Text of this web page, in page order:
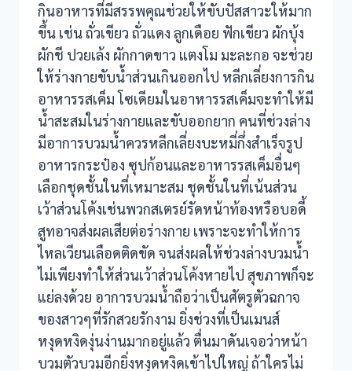
กินอาหารที่มีสรรพคุณช่วยให้ขับปัสสาวะให้มาก
ขึ้น เช่น ถั่วเขียว ถั่วแดง ลูกเดือย ฟักเขียว ผักบุ้ง
ผักชี ปวยเล้ง ผักกาดขาว แตงโม มะละกอ จะช่วย
ให้ร่างกายขับน้ำส่วนเกินออกไป หลีกเลี่ยงการกิน
อาหารรสเค็ม โซเดียมในอาหารรสเค็มจะทำให้มี
น้ำสะสมในร่างกายและขับออกยาก คนที่ช่วงล่าง
มีอาการบวมน้ำควรหลีกเลี่ยงบะหมี่กึ่งสำเร็จรูป
อาหารกระป๋อง ซุปก้อนและอาหารรสเค็มอื่นๆ
เลือกชุดชั้นในที่เหมาะสม ชุดชั้นในที่เน้นส่วน
เว้าส่วนโค้งเช่นพวกสเตรย์รัดหน้าท้องหรือบอดี้
สูทอาจส่งผลเสียต่อร่างกาย เพราะจะทำให้การ
ไหลเวียนเลือดติดขัด จนส่งผลให้ช่วงล่างบวมน้ำ
ไม่เพียงทำให้ส่วนเว้าส่วนโค้งหายไป สุขภาพก็จะ
แย่ลงด้วย อาการบวมน้ำถือว่าเป็นศัตรูตัวฉกาจ
ของสาวๆที่รักสวยรักงาม ยิ่งช่วงที่เป็นเมนส์
หงุดหงิดงุ่นง่านมากอยู่แล้ว ตื่นมาดันเจอว่าหน้า
บวมตัวบวมอีกยิ่งหงุดหงิดเข้าไปใหญ่ ถ้าใครไม่